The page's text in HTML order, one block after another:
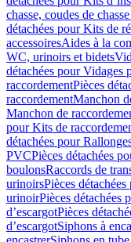
chasse, coudes de
détachées pour Kits de
accessoiresAides à la
WC, urinoirs et bidets
détachées pour Vidages
raccordementPièces
raccordementManchon
Manchon de
pour Kits de
détachées pour
PVCPièces détachées
boulonsRaccords de
urinoirsPièces
urinoirPièces détachées
d’escargotPièces
d’escargotSiphons à